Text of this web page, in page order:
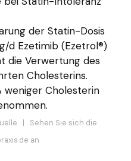
der Statin-Dosis
d Ezetimib (Ezetrol®)
die Verwertung des
Cholesterins.
weniger Cholesterin
| Sehen Sie sich die
an